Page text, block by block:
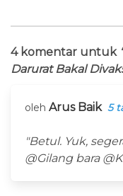
4 komentar untuk
Darurat Bakal
oleh Arus Baik 5
"Betul. Yuk,
@Gilang bara